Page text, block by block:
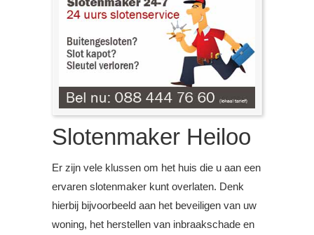
Slotenmaker Heiloo
Er zijn vele klussen om het huis die u aan een
ervaren slotenmaker kunt overlaten. Denk
hierbij bijvoorbeeld aan het beveiligen van uw
woning, het herstellen van inbraakschade en